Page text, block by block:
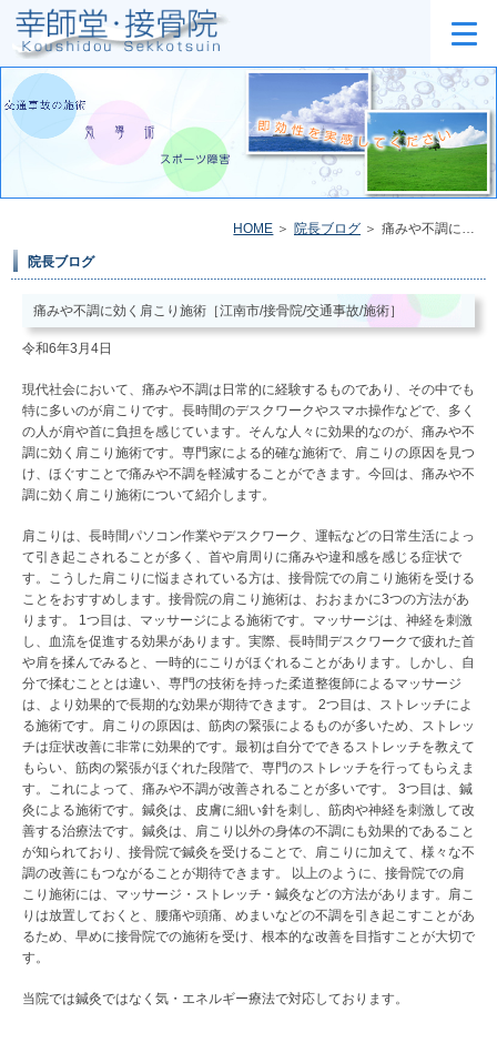
HOME 院長ブログ 痛みや不調に効く肩こり施術［江南市/接骨院/交通事故/施術］
院長ブログ
痛みや不調に効く肩こり施術［江南市/接骨院/交通事故/施術］
令和6年3月4日
現代社会において、痛みや不調は日常的に経験するものであり、その中でも
特に多いのが肩こりです。長時間のデスクワークやスマホ操作などで、多く
の人が肩や首に負担を感じています。そんな人々に効果的なのが、痛みや不
調に効く肩こり施術です。専門家による的確な施術で、肩こりの原因を見つ
け、ほぐすことで痛みや不調を軽減することができます。今回は、痛みや不
調に効く肩こり施術について紹介します。
肩こりは、長時間パソコン作業やデスクワーク、運転などの日常生活によっ
て引き起こされることが多く、首や肩周りに痛みや違和感を感じる症状で
す。こうした肩こりに悩まされている方は、接骨院での肩こり施術を受ける
ことをおすすめします。接骨院の肩こり施術は、おおまかに3つの方法があ
ります。 1つ目は、マッサージによる施術です。マッサージは、神経を刺激
し、血流を促進する効果があります。実際、長時間デスクワークで疲れた首
や肩を揉んでみると、一時的にこりがほぐれることがあります。しかし、自
分で揉むこととは違い、専門の技術を持った柔道整復師によるマッサージ
は、より効果的で長期的な効果が期待できます。 2つ目は、ストレッチによ
る施術です。肩こりの原因は、筋肉の緊張によるものが多いため、ストレッ
チは症状改善に非常に効果的です。最初は自分でできるストレッチを教えて
もらい、筋肉の緊張がほぐれた段階で、専門のストレッチを行ってもらえま
す。これによって、痛みや不調が改善されることが多いです。 3つ目は、鍼
灸による施術です。鍼灸は、皮膚に細い針を刺し、筋肉や神経を刺激して改
善する治療法です。鍼灸は、肩こり以外の身体の不調にも効果的であること
が知られており、接骨院で鍼灸を受けることで、肩こりに加えて、様々な不
調の改善にもつながることが期待できます。 以上のように、接骨院での肩
こり施術には、マッサージ・ストレッチ・鍼灸などの方法があります。肩こ
りは放置しておくと、腰痛や頭痛、めまいなどの不調を引き起こすことがあ
るため、早めに接骨院での施術を受け、根本的な改善を目指すことが大切で
す。
当院では鍼灸ではなく気・エネルギー療法で対応しております。